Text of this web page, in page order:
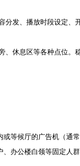
分发、播放时段设定、
、休息区等各种点位。
等候厅的广告机（通
办公楼白领等固定人